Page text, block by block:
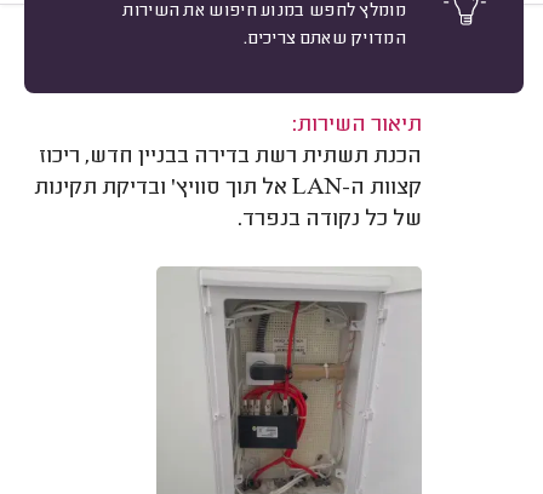
מומלץ לחפש במנוע חיפוש את השירות
המדויק שאתם צריכים.
אילן ד. תל אביב.
תיאור השירות:
הכנת תשתית רשת בדירה בבניין חדש, ריכוז
קצוות ה-LAN אל תוך סוויץ' ובדיקת תקינות
של כל נקודה בנפרד.